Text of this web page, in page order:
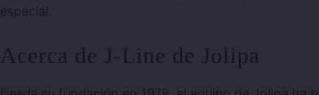
especial.
Acerca de J-Line de Jolipa